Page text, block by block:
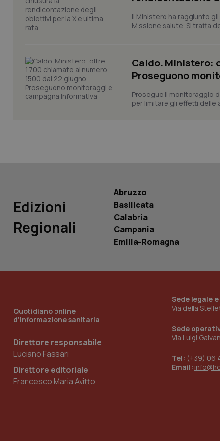
Il Ministero ha raggiunto
Missione salute. Si tratta
Caldo. Ministero:
Proseguono
Prosegue il monitoraggio
per limitare gli effetti delle
Edizioni
Regionali
Abruzzo
Basilicata
Calabria
Campania
Emilia-Romagna
Quotidiano online
d'informazione sanitaria
Direttore responsabile
Luciano Fassari
Direttore editoriale
Francesco Maria Avitto
Sede legale
Via della
Sede
Via Luigi
Tel: (+39) 06
Email:
tracking-sites-
tracking-sites-
session-id
Nome
Nome